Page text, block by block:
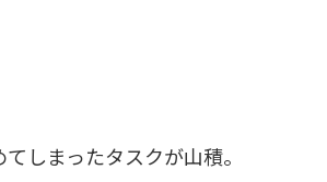
しまったタスクが山積。